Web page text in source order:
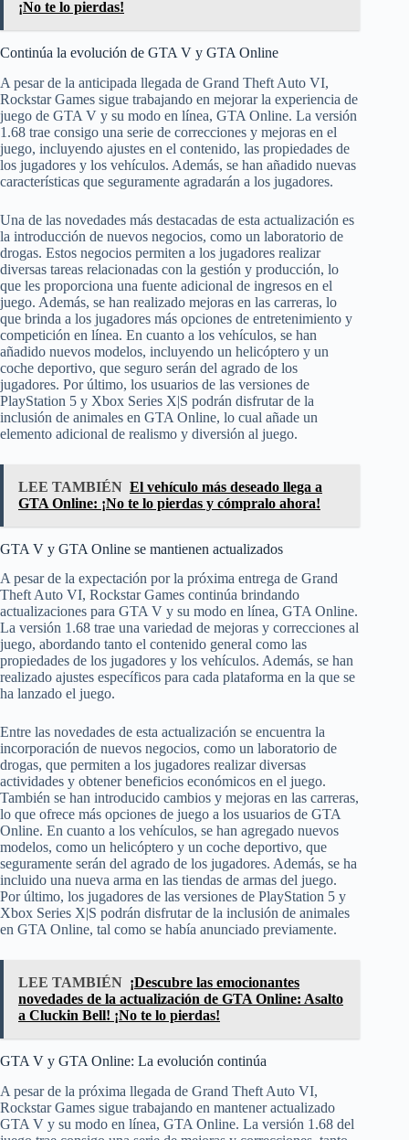
¡No te lo pierdas!
Continúa la evolución de GTA V y GTA Online
A pesar de la anticipada llegada de Grand Theft Auto VI,
Rockstar Games sigue trabajando en mejorar la experiencia de
juego de GTA V y su modo en línea, GTA Online. La versión
1.68 trae consigo una serie de correcciones y mejoras en el
juego, incluyendo ajustes en el contenido, las propiedades de
los jugadores y los vehículos. Además, se han añadido nuevas
características que seguramente agradarán a los jugadores.
Una de las novedades más destacadas de esta actualización es
la introducción de nuevos negocios, como un laboratorio de
drogas. Estos negocios permiten a los jugadores realizar
diversas tareas relacionadas con la gestión y producción, lo
que les proporciona una fuente adicional de ingresos en el
juego. Además, se han realizado mejoras en las carreras, lo
que brinda a los jugadores más opciones de entretenimiento y
competición en línea. En cuanto a los vehículos, se han
añadido nuevos modelos, incluyendo un helicóptero y un
coche deportivo, que seguro serán del agrado de los
jugadores. Por último, los usuarios de las versiones de
PlayStation 5 y Xbox Series X|S podrán disfrutar de la
inclusión de animales en GTA Online, lo cual añade un
elemento adicional de realismo y diversión al juego.
LEE TAMBIÉN El vehículo más deseado llega a
GTA Online: ¡No te lo pierdas y cómpralo ahora!
GTA V y GTA Online se mantienen actualizados
A pesar de la expectación por la próxima entrega de Grand
Theft Auto VI, Rockstar Games continúa brindando
actualizaciones para GTA V y su modo en línea, GTA Online.
La versión 1.68 trae una variedad de mejoras y correcciones al
juego, abordando tanto el contenido general como las
propiedades de los jugadores y los vehículos. Además, se han
realizado ajustes específicos para cada plataforma en la que se
ha lanzado el juego.
Entre las novedades de esta actualización se encuentra la
incorporación de nuevos negocios, como un laboratorio de
drogas, que permiten a los jugadores realizar diversas
actividades y obtener beneficios económicos en el juego.
También se han introducido cambios y mejoras en las carreras,
lo que ofrece más opciones de juego a los usuarios de GTA
Online. En cuanto a los vehículos, se han agregado nuevos
modelos, como un helicóptero y un coche deportivo, que
seguramente serán del agrado de los jugadores. Además, se ha
incluido una nueva arma en las tiendas de armas del juego.
Por último, los jugadores de las versiones de PlayStation 5 y
Xbox Series X|S podrán disfrutar de la inclusión de animales
en GTA Online, tal como se había anunciado previamente.
LEE TAMBIÉN ¡Descubre las emocionantes
novedades de la actualización de GTA Online: Asalto
a Cluckin Bell! ¡No te lo pierdas!
GTA V y GTA Online: La evolución continúa
A pesar de la próxima llegada de Grand Theft Auto VI,
Rockstar Games sigue trabajando en mantener actualizado
GTA V y su modo en línea, GTA Online. La versión 1.68 del